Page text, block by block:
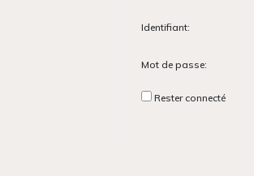
Identifiant:
Mot de passe:
Rester connecté